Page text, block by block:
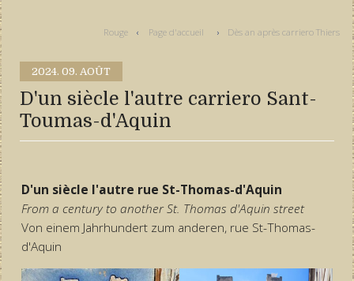
Rouge Page d'accueil Dès an après carriero Thiers
2024. 09. AOÛT
D'un siècle l'autre carriero Sant-
Toumas-d'Aquin
D'un siècle l'autre rue St-Thomas-d'Aquin
From a century to another St. Thomas d'Aquin street
Von einem Jahrhundert zum anderen, rue St-Thomas-
d'Aquin